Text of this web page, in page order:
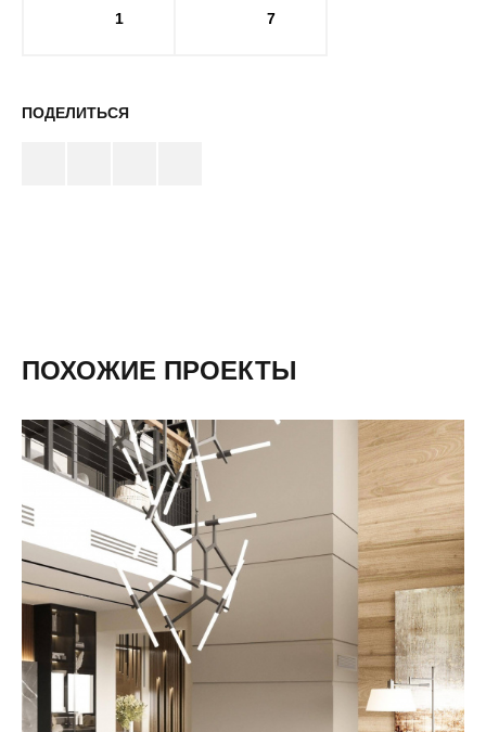
1 7
ПОДЕЛИТЬСЯ
ПОХОЖИЕ ПРОЕКТЫ